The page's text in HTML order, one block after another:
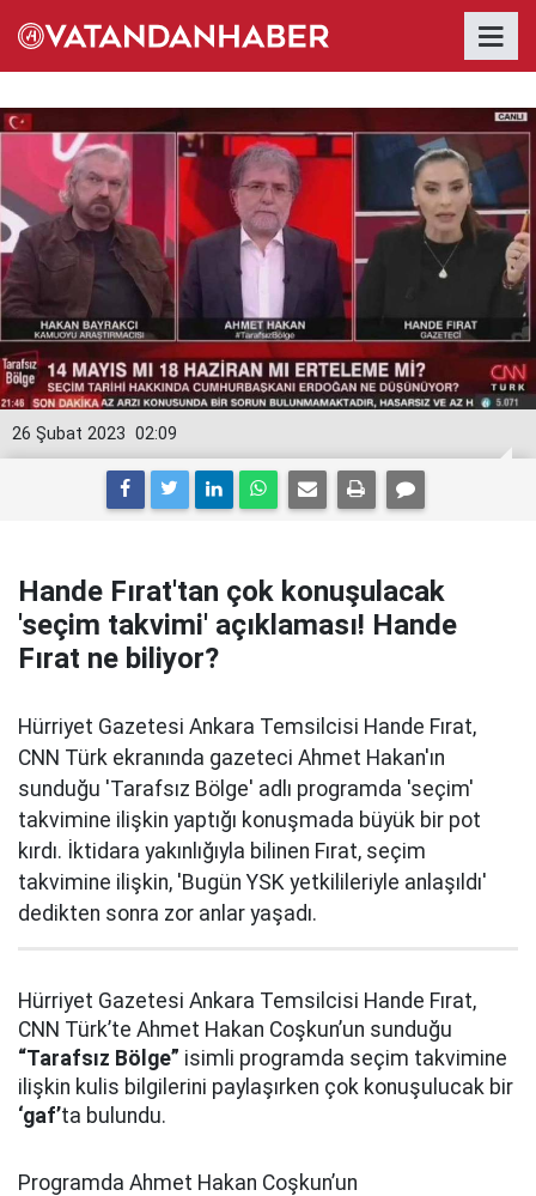
02:09
26 Şubat 2023
Hande Fırat'tan çok konuşulacak
'seçim takvimi' açıklaması! Hande
Fırat ne biliyor?
Hürriyet Gazetesi Ankara Temsilcisi Hande Fırat,
CNN Türk ekranında gazeteci Ahmet Hakan'ın
sunduğu 'Tarafsız Bölge' adlı programda 'seçim'
takvimine ilişkin yaptığı konuşmada büyük bir pot
kırdı. İktidara yakınlığıyla bilinen Fırat, seçim
takvimine ilişkin, 'Bugün YSK yetkilileriyle anlaşıldı'
dedikten sonra zor anlar yaşadı.
Hürriyet Gazetesi Ankara Temsilcisi Hande Fırat,
CNN Türk’te Ahmet Hakan Coşkun’un sunduğu
“Tarafsız Bölge” isimli programda seçim takvimine
ilişkin kulis bilgilerini paylaşırken çok konuşulucak bir
‘gaf’ta bulundu.
Programda Ahmet Hakan Coşkun’un